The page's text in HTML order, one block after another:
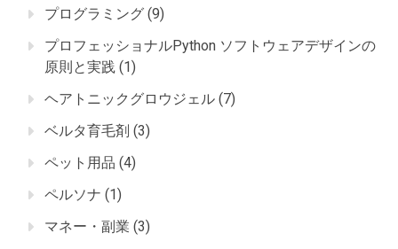
プログラミング (9)
プロフェッショナルPython ソフトウェアデザインの
原則と実践 (1)
ヘアトニックグロウジェル (7)
ベルタ育毛剤 (3)
ペット用品 (4)
ペルソナ (1)
マネー・副業 (3)